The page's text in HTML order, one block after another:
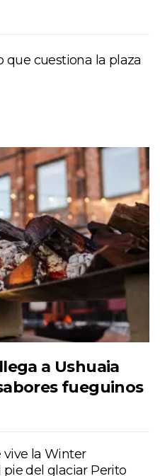
que cuestiona la plaza
a Ushuaia
fueguinos
vive la Winter
del glaciar Perito